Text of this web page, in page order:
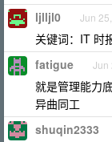
ljlljl0 Jun
关键词：IT 时
fatigue Jun
就是管理能力
异曲同工
shuqin2333